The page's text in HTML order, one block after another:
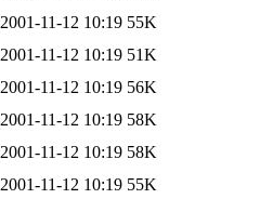
2001-11-12 10:19 55K
2001-11-12 10:19 51K
2001-11-12 10:19 56K
2001-11-12 10:19 58K
2001-11-12 10:19 58K
2001-11-12 10:19 55K